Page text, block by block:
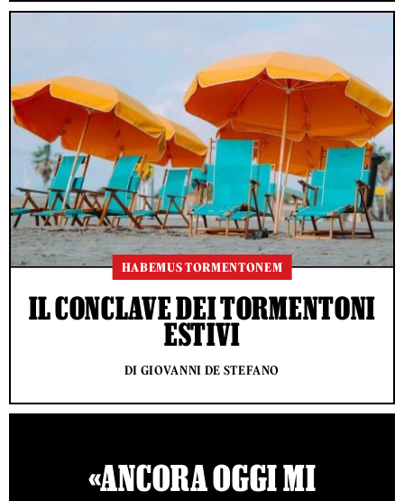
HABEMUS TORMENTONEM
IL CONCLAVE DEI TORMENTONI
ESTIVI
DI GIOVANNI DE STEFANO
«ANCORA OGGI MI